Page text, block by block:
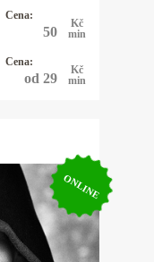
Cena:
50
Kč
min
Cena:
od 29
Kč
min
ONLINE
podstatě
je Tarot,